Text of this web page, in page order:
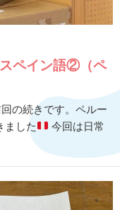
ペイン語②（ペ
の続きです。ペルー
ました
今回は日常